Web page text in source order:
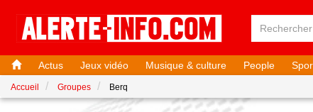
Actus Jeux vidéo Musique & culture People
Accueil Groupes Berq